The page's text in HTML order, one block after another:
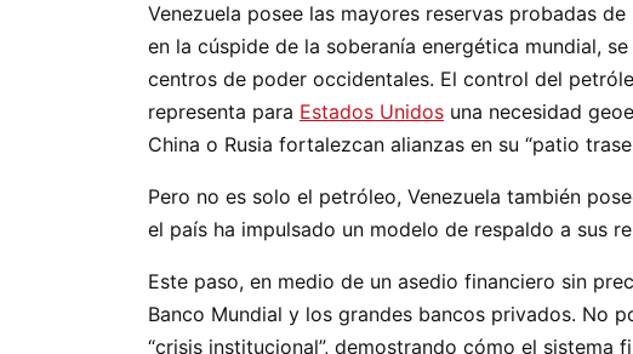
Venezuela posee las mayores reservas probadas
en la cúspide de la soberanía energética mundial,
centros de poder occidentales. El control del
representa para Estados Unidos una necesidad
China o Rusia fortalezcan alianzas en su “patio
Pero no es solo el petróleo, Venezuela también
el país ha impulsado un modelo de respaldo a sus
Este paso, en medio de un asedio financiero sin
Banco Mundial y los grandes bancos privados. No
“crisis institucional”, demostrando cómo el